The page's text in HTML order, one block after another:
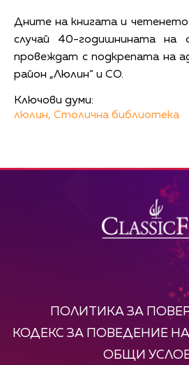
Дните на книгата и четенето
случай 40-годишнината на
провеждат с подкрепата на
район „Люлин“ и СО.
Ключови думи:
люлин, Столична библиотека
ПОЛИТИКА ЗА
КОДЕКС ЗА ПОВЕДЕНИЕ
ОБЩИ